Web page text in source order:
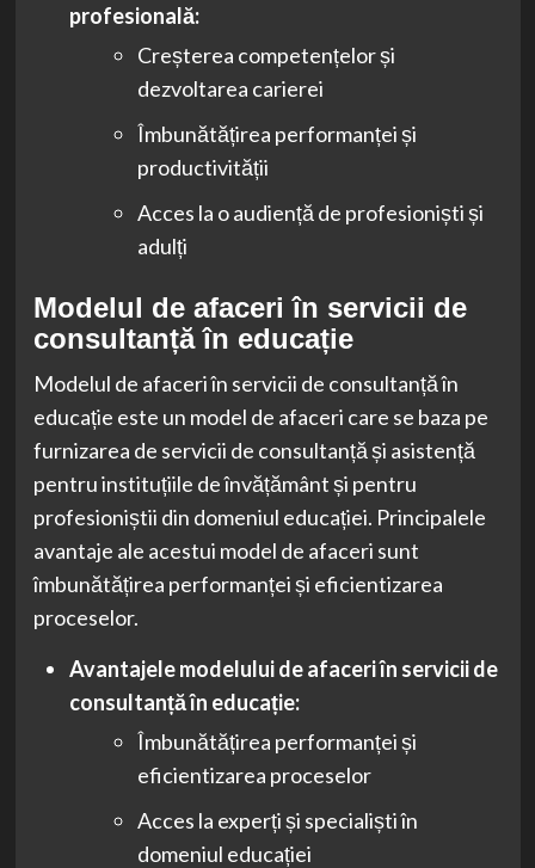
profesională:
Creșterea competențelor și
dezvoltarea carierei
Îmbunătățirea performanței și
productivității
Acces la o audiență de profesioniști și
adulți
Modelul de afaceri în servicii de
consultanță în educație
Modelul de afaceri în servicii de consultanță în
educație este un model de afaceri care se baza pe
furnizarea de servicii de consultanță și asistență
pentru instituțiile de învățământ și pentru
profesioniștii din domeniul educației. Principalele
avantaje ale acestui model de afaceri sunt
îmbunătățirea performanței și eficientizarea
proceselor.
Avantajele modelului de afaceri în servicii de
consultanță în educație:
Îmbunătățirea performanței și
eficientizarea proceselor
Acces la experți și specialiști în
domeniul educației